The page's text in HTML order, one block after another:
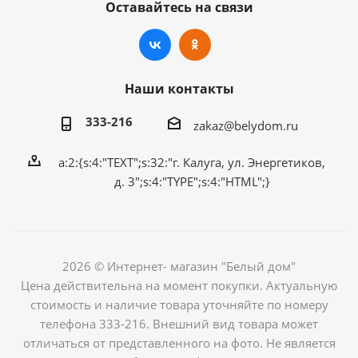
Оставайтесь на связи
Наши контакты
333-216 zakaz@belydom.ru
a:2:{s:4:"TEXT";s:32:"г. Калуга, ул. Энергетиков,
д. 3";s:4:"TYPE";s:4:"HTML";}
2026 © Интернет- магазин "Белый дом"
Цена действительна на момент покупки. Актуальную
стоимость и наличие товара уточняйте по номеру
телефона 333-216. Внешний вид товара может
отличаться от представленного на фото. Не является